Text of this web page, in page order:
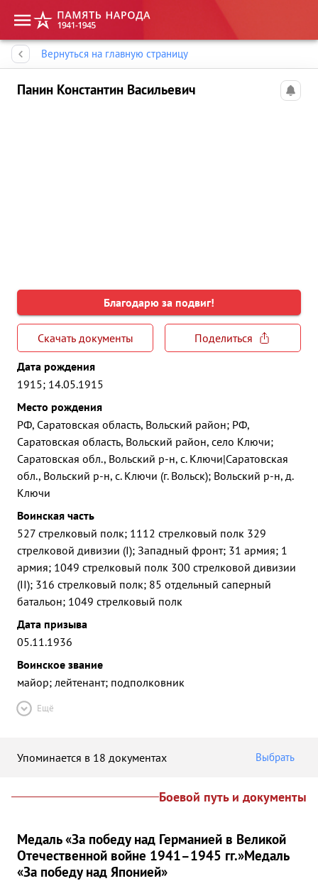
Вернуться на главную страницу
Панин Константин Васильевич
Благодарю за подвиг!
Скачать документы
Поделиться
Дата рождения
1915; 14.05.1915
Место рождения
РФ, Саратовская область, Вольский район; РФ,
Саратовская область, Вольский район, село Ключи;
Саратовская обл., Вольский р-н, с. Ключи|Саратовская
обл., Вольский р-н, с. Ключи (г. Вольск); Вольский р-н, д.
Ключи
Воинская часть
527 стрелковый полк; 1112 стрелковый полк 329
стрелковой дивизии (I); Западный фронт; 31 армия; 1
армия; 1049 стрелковый полк 300 стрелковой дивизии
(II); 316 стрелковый полк; 85 отдельный саперный
батальон; 1049 стрелковый полк
Дата призыва
05.11.1936
Воинское звание
майор; лейтенант; подполковник
Ещё
Упоминается в 18 документах Выбрать
Боевой путь и документы
Медаль «За победу над Германией в Великой
Отечественной войне 1941–1945 гг.»Медаль
«За победу над Японией»
Память народа